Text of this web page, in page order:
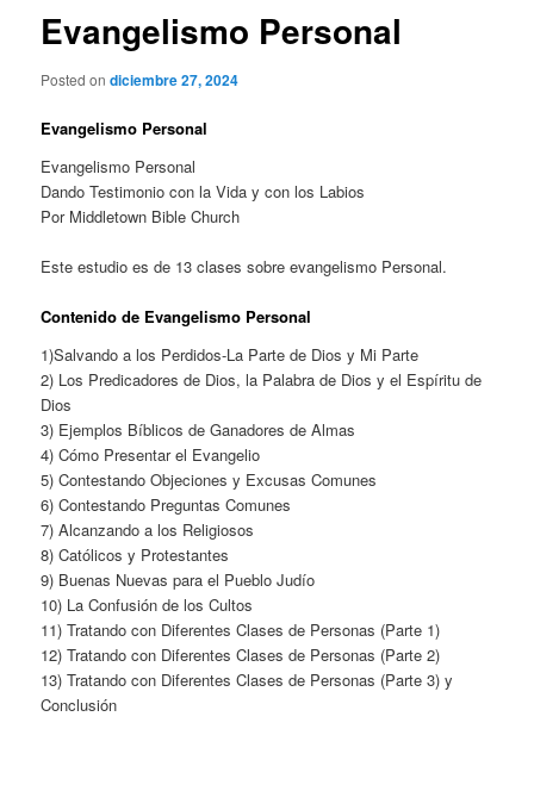
Evangelismo Personal
Posted ondiciembre 27, 2024
Evangelismo Personal
Evangelismo Personal
Dando Testimonio con la Vida y con los Labios
Por Middletown Bible Church
Este estudio es de 13 clases sobre evangelismo Personal.
Contenido de Evangelismo Personal
1)Salvando a los Perdidos-La Parte de Dios y Mi Parte
2) Los Predicadores de Dios, la Palabra de Dios y el Espíritu de
Dios
3) Ejemplos Bíblicos de Ganadores de Almas
4) Cómo Presentar el Evangelio
5) Contestando Objeciones y Excusas Comunes
6) Contestando Preguntas Comunes
7) Alcanzando a los Religiosos
8) Católicos y Protestantes
9) Buenas Nuevas para el Pueblo Judío
10) La Confusión de los Cultos
11) Tratando con Diferentes Clases de Personas (Parte 1)
12) Tratando con Diferentes Clases de Personas (Parte 2)
13) Tratando con Diferentes Clases de Personas (Parte 3) y
Conclusión